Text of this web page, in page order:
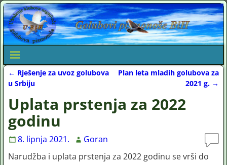
Post navigation
← Rješenje za uvoz golubova
u Srbiju
Plan leta mladih golubova za
2021 g. →
Uplata prstenja za 2022
godinu
8. lipnja 2021.
Goran
Narudžba i uplata prstenja za 2022 godinu se vrši do